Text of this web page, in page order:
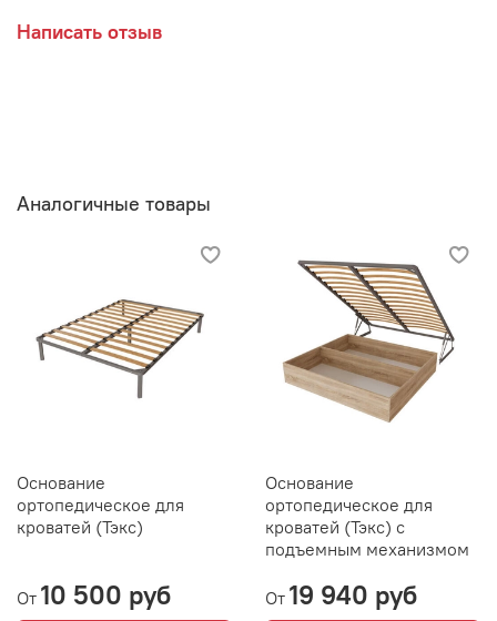
Написать отзыв
Аналогичные товары
Основание
ортопедическое для
кроватей (Тэкс)
От 10 500 руб
Основание
ортопедическое для
кроватей (Тэкс) с
подъемным механизмом
От 19 940 руб